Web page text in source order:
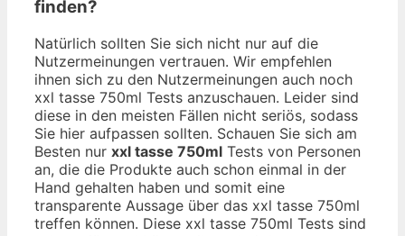
finden?
Natürlich sollten Sie sich nicht nur auf die
Nutzermeinungen vertrauen. Wir empfehlen
ihnen sich zu den Nutzermeinungen auch noch
xxl tasse 750ml Tests anzuschauen. Leider sind
diese in den meisten Fällen nicht seriös, sodass
Sie hier aufpassen sollten. Schauen Sie sich am
Besten nur xxl tasse 750ml Tests von Personen
an, die die Produkte auch schon einmal in der
Hand gehalten haben und somit eine
transparente Aussage über das xxl tasse 750ml
treffen können. Diese xxl tasse 750ml Tests sind